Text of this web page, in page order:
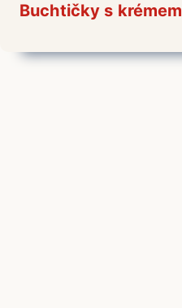
Buchtičky s krémem